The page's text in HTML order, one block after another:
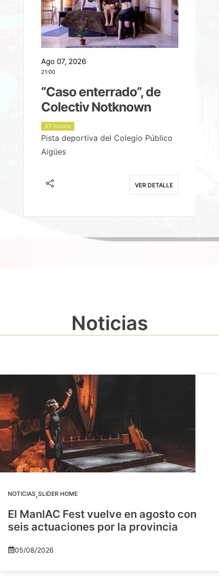
Ago 07, 2026
21:00
“Caso enterrado”, de
Colectiv Notknown
37 hours
Pista deportiva del Colegio Público
Aigües
VER DETALLE
Noticias
NOTICIAS,SLIDER HOME
El ManIAC Fest vuelve en agosto con
seis actuaciones por la provincia
05/08/2026